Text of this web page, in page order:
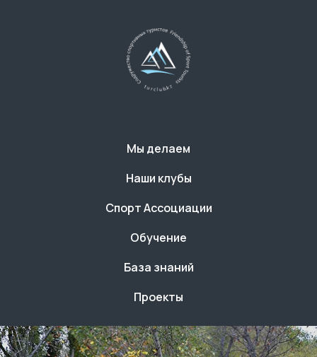
Мы делаем
Наши клубы
Спорт Ассоциации
Обучение
База знаний
Проекты